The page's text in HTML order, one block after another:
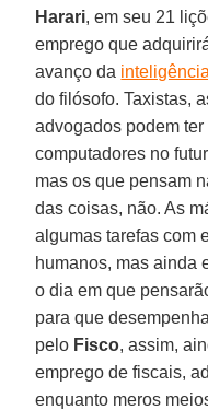
Harari, em seu 21
emprego que
avanço da
do filósofo. Taxistas,
advogados podem
computadores no
mas os que pensam
das coisas, não. As
algumas tarefas com
humanos, mas ainda
o dia em que
para que
pelo Fisco, assim,
emprego de fiscais,
enquanto meros